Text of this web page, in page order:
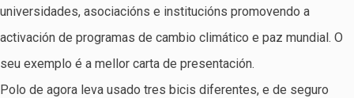
universidades, asociacións e institucións promovendo a
activación de programas de cambio climático e paz mundial. O
seu exemplo é a mellor carta de presentación.
Polo de agora leva usado tres bicis diferentes, e de seguro